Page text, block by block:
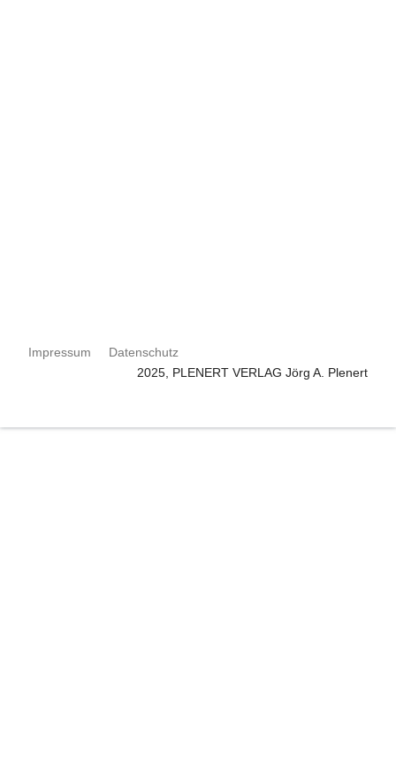
Impressum
Datenschutz
2025, PLENERT VERLAG Jörg A. Plenert